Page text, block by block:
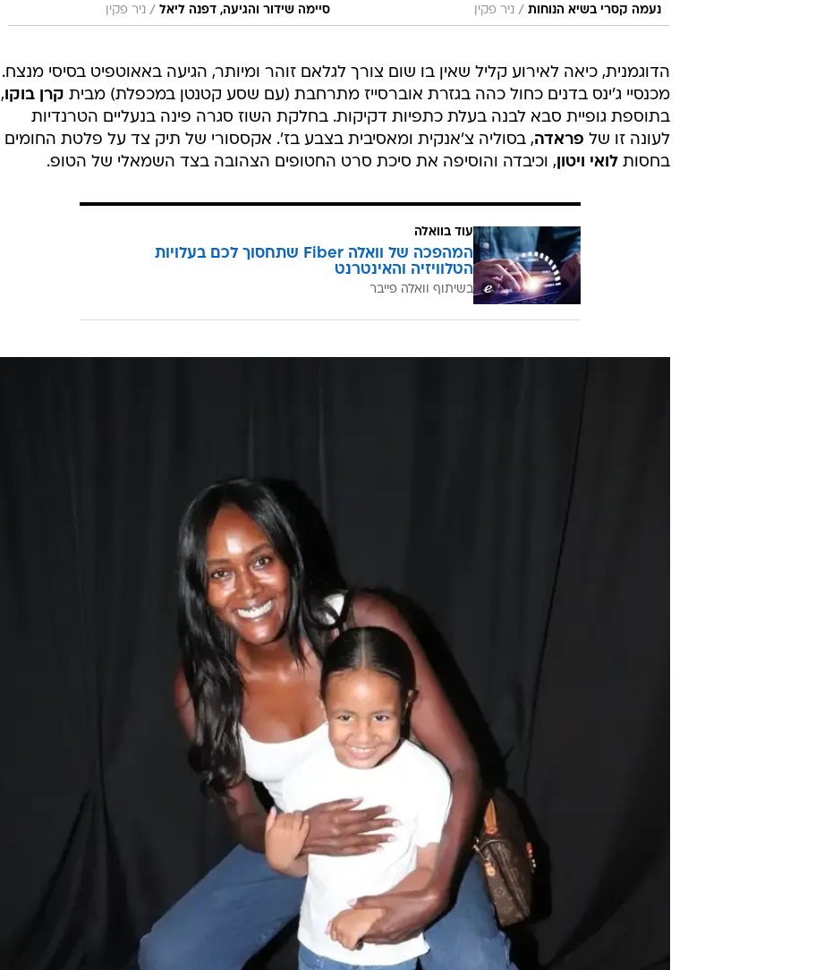
נעמה קסרי בשיא הנוחות / ניר פקין סיימה שידור והגיעה, דפנה ליאל / ניר פקין
הדוגמנית, כיאה לאירוע קליל שאין בו שום צורך לגלאם זוהר ומיותר, הגיעה באאוטפיט בסיסי מנצח.
מכנסיי ג'ינס בדנים כחול כהה בגזרת אוברסייז מתרחבת (עם שסע קטנטן במכפלת) מבית קרן בוקו,
בתוספת גופיית סבא לבנה בעלת כתפיות דקיקות. בחלקת השוז סגרה פינה בנעליים הטרנדיות
לעונה זו של פראדה, בסוליה צ'אנקית ומאסיבית בצבע בז'. אקססורי של תיק צד על פלטת החומים
בחסות לואי ויטון , וכיבדה והוסיפה את סיכת סרט החטופים הצהובה בצד השמאלי של הטופ.
עוד בוואלה
המהפכה של וואלה Fiber שתחסוך לכם בעלויות
הטלוויזיה והאינטרנט
בשיתוף וואלה פייבר